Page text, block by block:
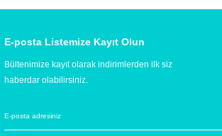
E-posta Listemize Kayıt Olun
Bültenimize kayıt olarak indirimlerden ilk siz
haberdar olabilirsiniz.